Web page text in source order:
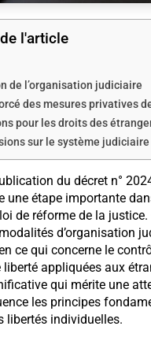
l'article
de l’organisation judiciaire
des mesures privatives
pour les droits des
sur le système judiciaire
du décret n°
une étape importante
de réforme de la justice.
d’organisation
ce qui concerne le
appliquées aux
qui mérite une
les principes
libertés individuelles.